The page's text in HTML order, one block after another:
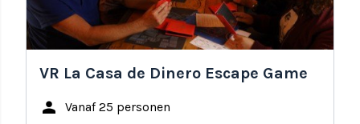
VR La Casa de Dinero Escape Game
person Vanaf 25 personen